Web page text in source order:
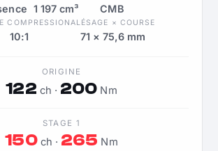
1 197 cm³ CMB
COMPRESSION
10:1
ALÉSAGE × COURSE
71 × 75,6 mm
ORIGINE
122 ch · 200 Nm
STAGE 1
150ch · 265 Nm